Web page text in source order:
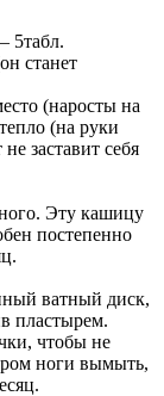
5табл.
станет
(наросты на
(на руки
заставит себя
Эту кашицу
постепенно
ватный диск,
пластырем.
чтобы не
ноги вымыть,